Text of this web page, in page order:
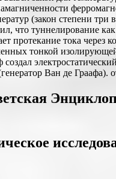
(закон степени три
что туннелирование
протекание тока через
тонкой
Ван де Граафа).